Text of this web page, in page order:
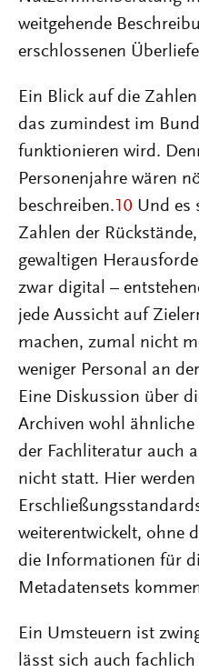
weitgehende
erschlossenen
Ein Blick auf die
das zumindest im
funktionieren wird.
Personenjahre wären
beschreiben. 10 Und es
Zahlen der
gewaltigen
zwar digital –
jede Aussicht auf
machen, zumal nicht
weniger Personal an
Eine Diskussion über
Archiven wohl
der Fachliteratur auch
nicht statt. Hier
weiterentwickelt, ohne
die Informationen für
Metadatensets
Ein Umsteuern ist
lässt sich auch